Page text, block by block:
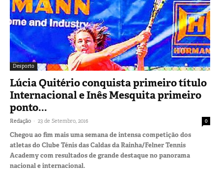
Desporto
Lúcia Quitério conquista primeiro título
Internacional e Inês Mesquita primeiro
ponto...
Redação - 23 de Setembro, 2016 0
Chegou ao fim mais uma semana de intensa competição dos
atletas do Clube Ténis das Caldas da Rainha/Felner Tennis
Academy com resultados de grande destaque no panorama
nacional e internacional.